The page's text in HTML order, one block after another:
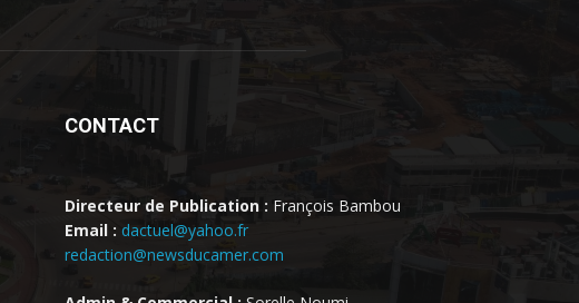
CONTACT
Directeur de Publication : François Bambou
Email : dactuel@yahoo.fr
redaction@newsducamer.com